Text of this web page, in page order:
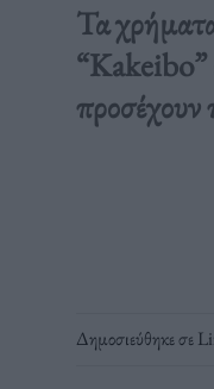
Τα
“Kakeibo”
προσέχουν
Δημοσιεύθηκε σε